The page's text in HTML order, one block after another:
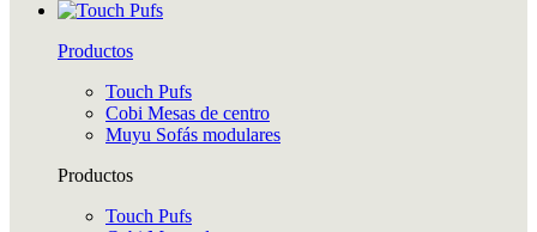
Productos
Touch Pufs
Cobi Mesas de centro
Muyu Sofás modulares
Productos
Touch Pufs